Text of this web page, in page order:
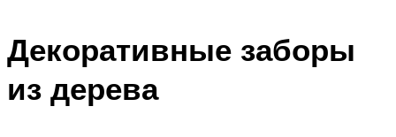
Декоративные заборы
из дерева